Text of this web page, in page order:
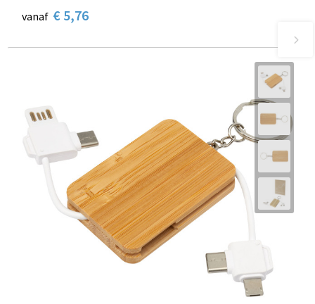
vanaf € 5,76